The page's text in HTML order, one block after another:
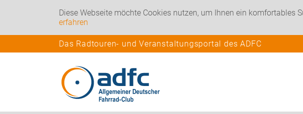
Diese Webseite möchte Cookies nutzen, um Ihnen ein komfortables
erfahren
Das Radtouren- und Veranstaltungsportal des ADFC